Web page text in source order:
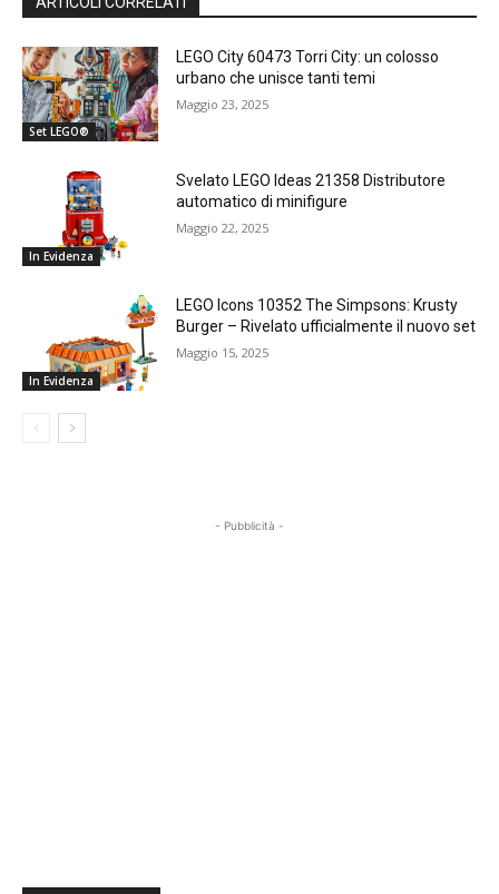
Set LEGO®
LEGO City 60473 Torri City: un colosso
urbano che unisce tanti temi
Maggio 23, 2025
In Evidenza
Svelato LEGO Ideas 21358 Distributore
automatico di minifigure
Maggio 22, 2025
In Evidenza
LEGO Icons 10352 The Simpsons: Krusty
Burger – Rivelato ufficialmente il nuovo set
Maggio 15, 2025
- Pubblicità -